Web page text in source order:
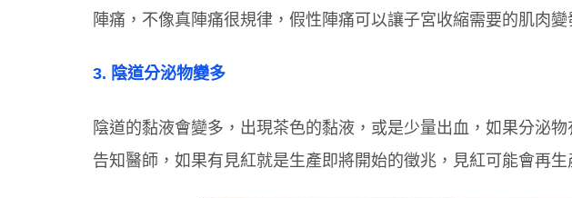
陣痛，不像真陣痛很規律，假性陣痛可以讓子宮收縮需要的肌肉變
3. 陰道分泌物變多
陰道的黏液會變多，出現茶色的黏液，或是少量出血，如果分泌
告知醫師，如果有見紅就是生產即將開始的徵兆，見紅可能會再